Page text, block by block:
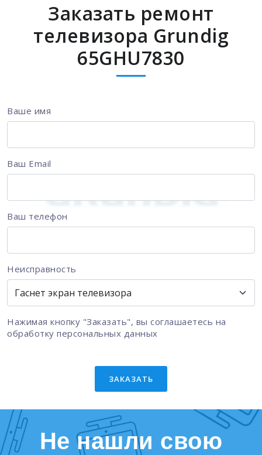
Заказать ремонт
телевизора Grundig
65GHU7830
Ваше имя
Ваш Email
Ваш телефон
Неисправность
Нажимая кнопку "Заказать", вы соглашаетесь на
обработку персональных данных
ЗАКАЗАТЬ
Не нашли свою